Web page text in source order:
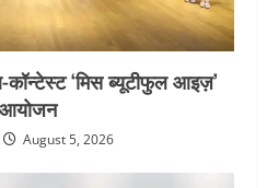
‘मिस ब्यूटीफुल आइज़’
आयोजन
August 5, 2026